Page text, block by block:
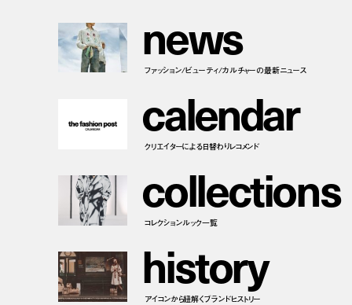
news
ファッション/ビューティ/カルチャーの最新ニュース
calendar
クリエイターによる日替わりレコメンド
collections
コレクションルック一覧
history
アイコンから紐解くブランドヒストリー